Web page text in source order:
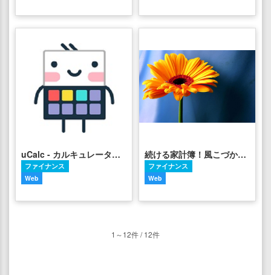
uCalc - カルキュレータとフォームのビルダー
ファイナンス
Web
続ける家計簿！風こづかい帳
ファイナンス
Web
1～12件 / 12件